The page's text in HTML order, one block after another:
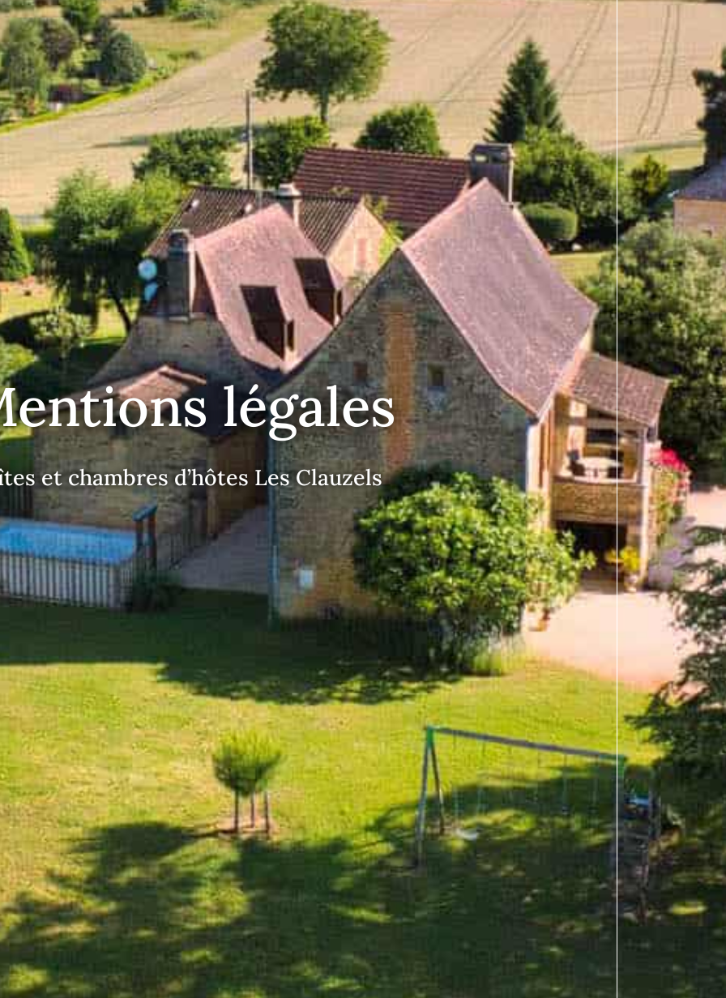
légales
et chambres d’hôtes Les Clauzels